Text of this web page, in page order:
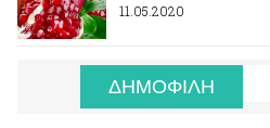
11.05.2020
ΔΗΜΟΦΙΛΗ